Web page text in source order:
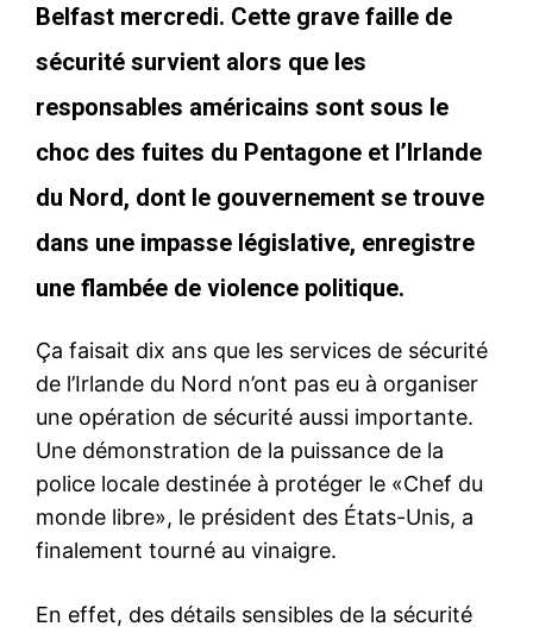
Belfast mercredi. Cette grave faille de
sécurité survient alors que les
responsables américains sont sous le
choc des fuites du Pentagone et l’Irlande
du Nord, dont le gouvernement se trouve
dans une impasse législative, enregistre
une flambée de violence politique.
Ça faisait dix ans que les services de sécurité
de l’Irlande du Nord n’ont pas eu à organiser
une opération de sécurité aussi importante.
Une démonstration de la puissance de la
police locale destinée à protéger le «Chef du
monde libre», le président des États-Unis, a
finalement tourné au vinaigre.
En effet, des détails sensibles de la sécurité